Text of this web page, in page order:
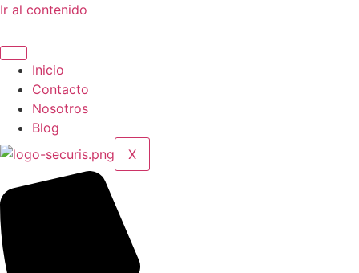
Ir al contenido
Inicio
Contacto
Nosotros
Blog
X